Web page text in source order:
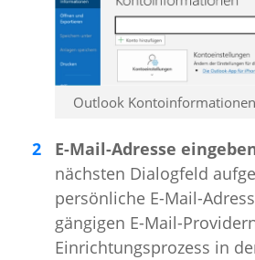
Outlook Kontoinformationen
E-Mail-Adresse
nächsten Dialogfeld
persönliche E-Mail-
gängigen E-Mail-
Einrichtungsprozess in